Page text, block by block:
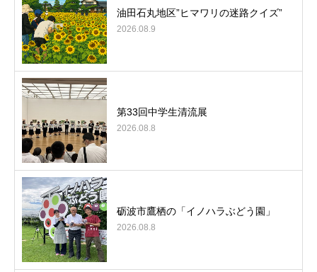
油田石丸地区”ヒマワリの迷路クイズ”
2026.08.9
第33回中学生清流展
2026.08.8
砺波市鷹栖の「イノハラぶどう園」
2026.08.8